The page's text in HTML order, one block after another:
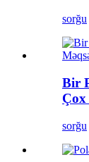
sorğu
Bir
Çox
sorğu